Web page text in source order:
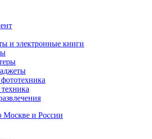
и электронные книги
Москве и России